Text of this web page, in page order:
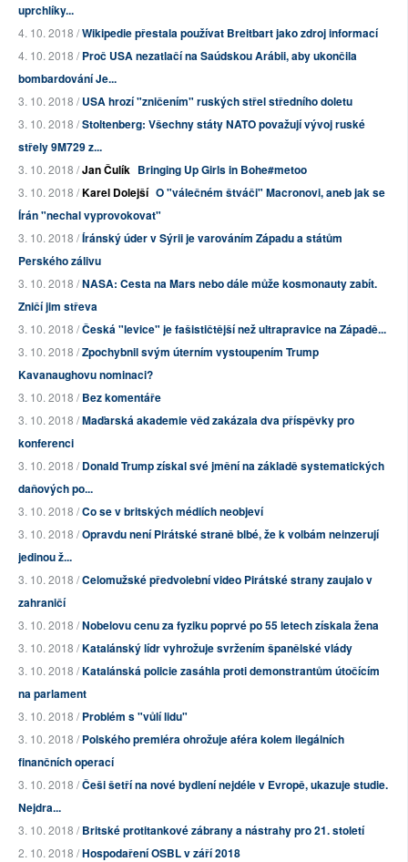
uprchlíky...
4. 10. 2018 /Wikipedie přestala používat Breitbart jako zdroj informací
4. 10. 2018 /Proč USA nezatlačí na Saúdskou Arábii, aby ukončila
bombardování Je...
3. 10. 2018 /USA hrozí "zničením" ruských střel středního doletu
3. 10. 2018 /Stoltenberg: Všechny státy NATO považují vývoj ruské
střely 9M729 z...
3. 10. 2018 /Jan Čulík Bringing Up Girls in Bohe#metoo
3. 10. 2018 /Karel Dolejší O "válečném štváči" Macronovi, aneb jak se
Írán "nechal vyprovokovat"
3. 10. 2018 /Íránský úder v Sýrii je varováním Západu a státům
Perského zálivu
3. 10. 2018 /NASA: Cesta na Mars nebo dále může kosmonauty zabít.
Zničí jim střeva
3. 10. 2018 /Česká "levice" je fašističtější než ultrapravice na Západě...
3. 10. 2018 /Zpochybnil svým úterním vystoupením Trump
Kavanaughovu nominaci?
3. 10. 2018 /Bez komentáře
3. 10. 2018 /Maďarská akademie věd zakázala dva příspěvky pro
konferenci
3. 10. 2018 /Donald Trump získal své jmění na základě systematických
daňových po...
3. 10. 2018 /Co se v britských médiích neobjeví
3. 10. 2018 /Opravdu není Pirátské straně blbé, že k volbám neinzerují
jedinou ž...
3. 10. 2018 /Celomužské předvolební video Pirátské strany zaujalo v
zahraničí
3. 10. 2018 /Nobelovu cenu za fyziku poprvé po 55 letech získala žena
3. 10. 2018 /Katalánský lídr vyhrožuje svržením španělské vlády
3. 10. 2018 /Katalánská policie zasáhla proti demonstrantům útočícím
na parlament
3. 10. 2018 /Problém s "vůlí lidu"
3. 10. 2018 /Polského premiéra ohrožuje aféra kolem ilegálních
finančních operací
3. 10. 2018 /Češi šetří na nové bydlení nejdéle v Evropě, ukazuje studie.
Nejdra...
3. 10. 2018 /Britské protitankové zábrany a nástrahy pro 21. století
2. 10. 2018 /Hospodaření OSBL v září 2018